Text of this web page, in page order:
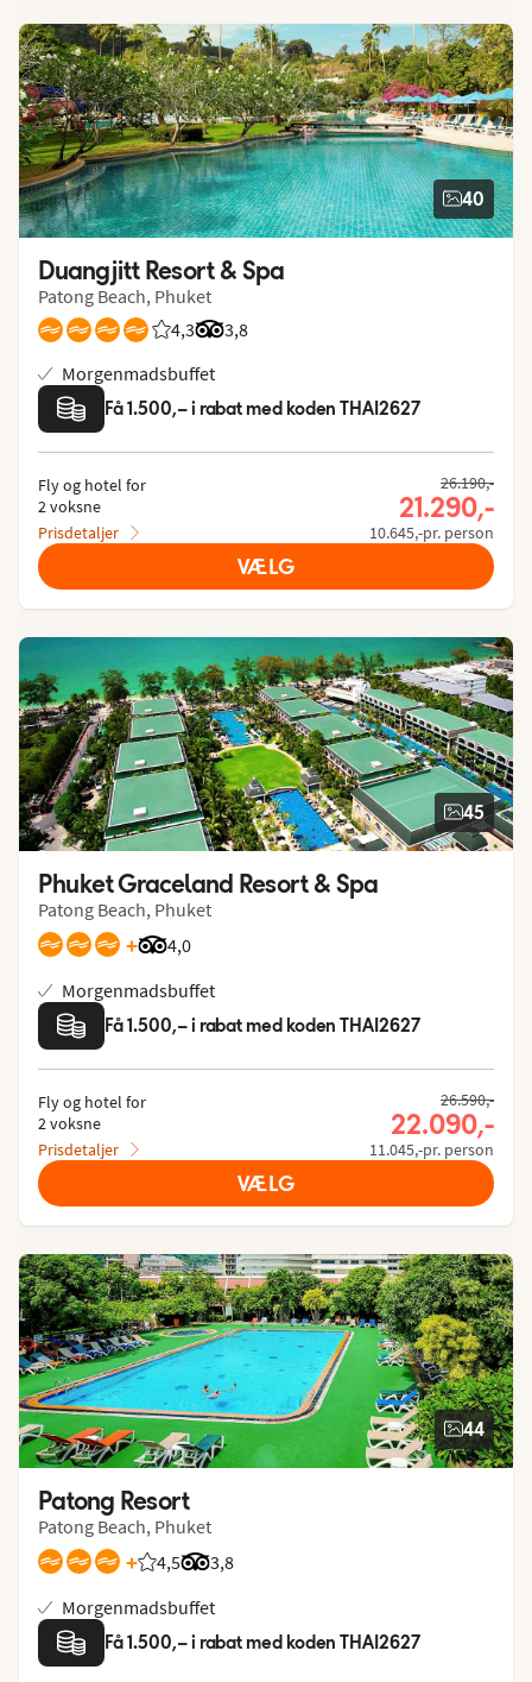
40
Duangjitt Resort & Spa
Patong Beach, Phuket
4,3
Bedømmelse fra Spies gæster: 4.265/5
3,8
Bedømmelse fra Tripadvisor: 3.8 of 5
Morgenmadsbuffet
Få 1.500,– i rabat med koden THAI2627
Fly og hotel for
2 voksne
Prisdetaljer
26.190,-
21.290,-
10.645,-pr. person
VÆLG
45
Phuket Graceland Resort & Spa
Patong Beach, Phuket
+ 4,0
Bedømmelse fra Tripadvisor: 4 of 5
Morgenmadsbuffet
Få 1.500,– i rabat med koden THAI2627
Fly og hotel for
2 voksne
Prisdetaljer
26.590,-
22.090,-
11.045,-pr. person
VÆLG
44
Patong Resort
Patong Beach, Phuket
+ 4,5
Bedømmelse fra Spies gæster: 4.468/5
3,8
Bedømmelse fra Tripadvisor: 3.8 of 5
Morgenmadsbuffet
Få 1.500,– i rabat med koden THAI2627